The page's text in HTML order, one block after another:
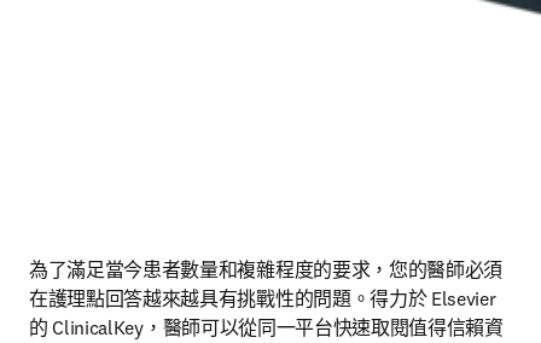
為了滿足當今患者數量和複雜程度的要求，您的醫師必須
在護理點回答越來越具有挑戰性的問題。得力於 Elsevier
的 ClinicalKey，醫師可以從同一平台快速取閱值得信賴資